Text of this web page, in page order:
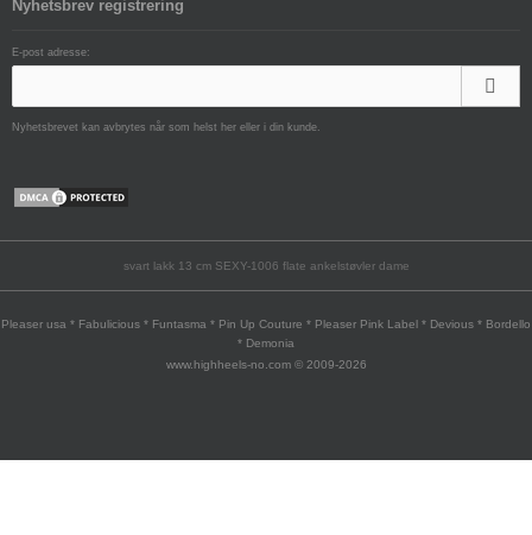
Nyhetsbrev registrering
E-post adresse:
Nyhetsbrevet kan avbrytes når som helst her eller i din kunde.
svart lakk 13 cm SEXY-1006 flate ankelstøvler dame
Pleaser usa * Fabulicious * Funtasma * Pin Up Couture * Pleaser Pink Label * Devious * Bordello
* Demonia
www.highheels-no.com © 2009-2026